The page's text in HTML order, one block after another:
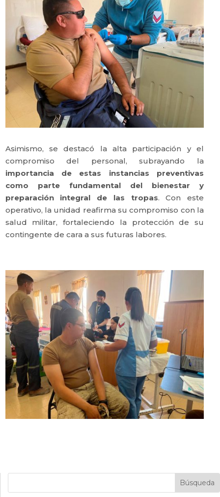
Asimismo, se destacó la alta participación y el
compromiso del personal, subrayando la
importancia de estas instancias preventivas
como parte fundamental del bienestar y
preparación integral de las tropas. Con este
operativo, la unidad reafirma su compromiso con la
salud militar, fortaleciendo la protección de su
contingente de cara a sus futuras labores.